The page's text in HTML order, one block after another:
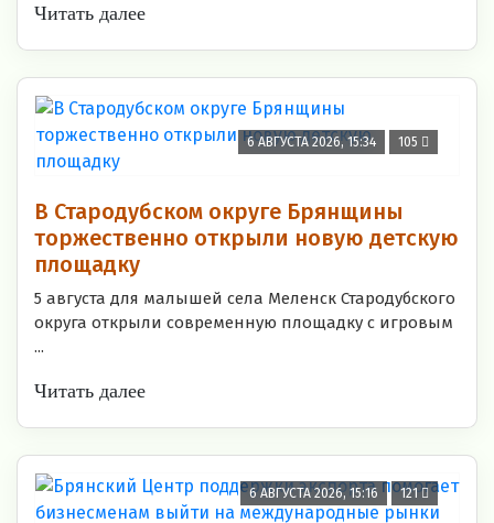
Читать далее
6 АВГУСТА 2026, 15:34 105
В Стародубском округе Брянщины
торжественно открыли новую детскую
площадку
5 августа для малышей села Меленск Стародубского
округа открыли современную площадку с игровым
...
Читать далее
6 АВГУСТА 2026, 15:16 121